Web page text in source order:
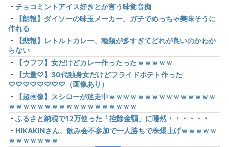
・ チョコミントアイス好きとか言う味覚音痴
・
【朗報】ダイソーの味玉メーカー、ガチでめっちゃ美味そうに
作れる
・
【悲報】レトルトカレー、種類が多すぎてどれが良いのかわか
らない
・
【ウフフ】女だけどカレー作ったったｗｗｗｗｗ
・
【大量♡】30代独身女だけどフライドポテト作った
♡♡♡♡♡♡♡♡（画像あり）
・
【超画像】スシローが迷走中ｗｗｗｗｗｗｗｗｗｗｗｗｗｗｗ
ｗｗｗｗｗｗｗｗｗｗｗｗｗｗｗｗｗｗ
・ ふるさと納税で12万使った「控除金額」に唖然・・・・・・
・ HIKAKINさん、飲み会不参加で一人勝ちで株爆上げｗｗｗｗｗ
ｗｗｗｗｗｗｗ